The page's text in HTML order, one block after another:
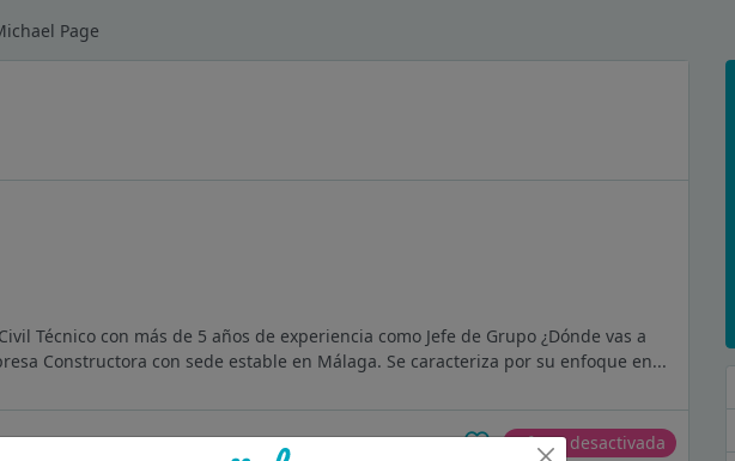
Page
Técnico con más de 5 años de experiencia como Jefe de Grupo ¿Dónde vas a
Constructora con sede estable en Málaga. Se caracteriza por su enfoque en...
Oferta desactivada